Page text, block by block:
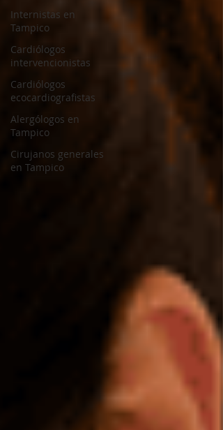
Internistas en
Tampico
Cardiólogos
intervencionistas
Cardiólogos
ecocardiografistas
Alergólogos en
Tampico
Cirujanos generales
en Tampico